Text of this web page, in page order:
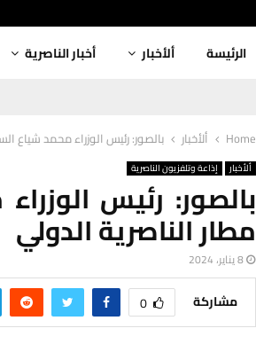
الرئيسة ألأخبار أخبار الناصرية
Home ألأخبار بالصور: رئيس الوزراء محمد شياع
ألأخبار إذاعة وتلفزيون الناصرية
بالصور: رئيس
مطار الناصرية الدولي
8 يناير، 2024
مشاركة 0